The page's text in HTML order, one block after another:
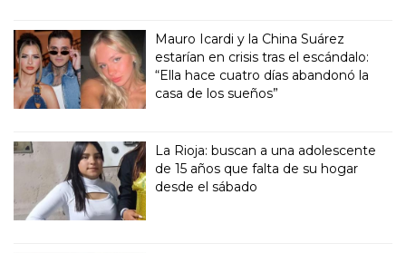
Mauro Icardi y la China Suárez
estarían en crisis tras el escándalo:
“Ella hace cuatro días abandonó la
casa de los sueños”
La Rioja: buscan a una adolescente
de 15 años que falta de su hogar
desde el sábado